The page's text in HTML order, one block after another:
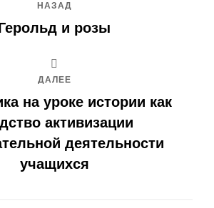
НАЗАД
и розы
ДАЛЕЕ
на уроке истории как
активизации
деятельности
учащихся